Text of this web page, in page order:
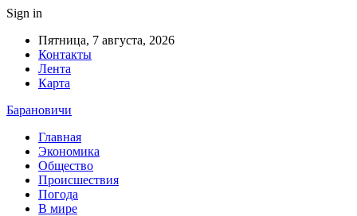
Sign in
Пятница, 7 августа, 2026
Контакты
Лента
Карта
Барановичи
Главная
Экономика
Общество
Происшествия
Погода
В мире